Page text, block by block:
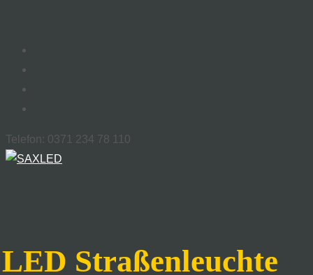
Telefon: 0371 234 78 110
LED Straßenleuchte